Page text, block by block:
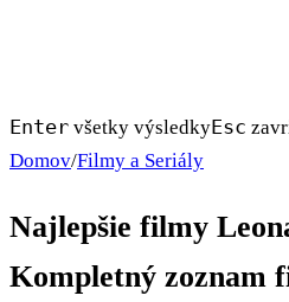
Enter všetky výsledkyEsc
Domov/Filmy a Seriály
Najlepšie filmy
Kompletný zoznam